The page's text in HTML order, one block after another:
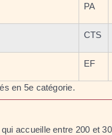
PA
CTS
EF
en 5e catégorie.
accueille entre 200 et